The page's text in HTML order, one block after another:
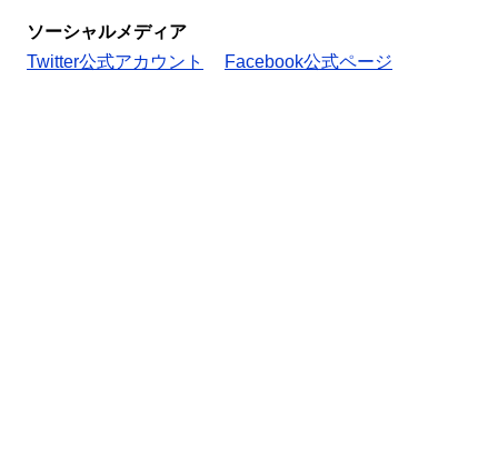
ソーシャルメディア
Twitter公式アカウント
Facebook公式ページ